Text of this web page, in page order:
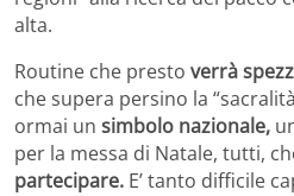
alta.
Routine che presto verrà
che supera persino la
ormai un simbolo nazionale,
per la messa di Natale, tutti,
partecipare. E’ tanto difficile